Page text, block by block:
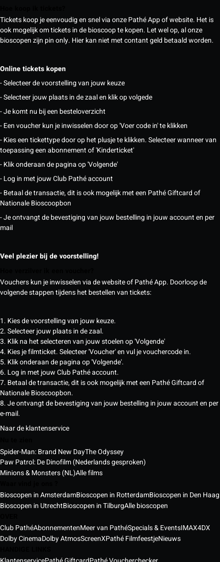
Tickets koop je eenvoudig en snel via onze Pathé App of website. Het is
ook mogelijk om tickets in de bioscoop te kopen. Let wel op, al onze
bioscopen zijn pin only. Hier kan niet met contant geld betaald worden.
Online tickets kopen
- Selecteer de voorstelling van jouw keuze
- Selecteer jouw plaats in de zaal en klik op volgede
- Je komt nu bij een besteloverzicht
- Een voucher kun je inwisselen door op 'Voer code in' te klikken
- Kies een tickettype door op het plusje te klikken. Selecteer wanneer van
toepassing een abonnement of 'Kinderticket'
- Klik onderaan de pagina op 'Volgende'
- Log in met jouw Club Pathé account
- Betaal de transactie, dit is ook mogelijk met een Pathé Giftcard of
Nationale Bioscoopbon
- Je ontvangt de bevestiging van jouw bestelling in jouw account en per
mail
Veel plezier bij de voorstelling!
Vouchers kun je inwisselen via de website of Pathé App. Doorloop de
volgende stappen tijdens het bestellen van tickets:
1. Kies de voorstelling van jouw keuze.
2. Selecteer jouw plaats in de zaal.
3. Klik na het selecteren van jouw stoelen op 'Volgende'
4. Kies je filmticket. Selecteer 'Voucher' en vul je vouchercode in.
5. Klik onderaan de pagina op 'Volgende'.
6. Log in met jouw Club Pathé account.
7. Betaal de transactie, dit is ook mogelijk met een Pathé Giftcard of
Nationale Bioscoopbon.
8. Je ontvangt de bevestiging van jouw bestelling in jouw account en per
e-mail.
Naar de klantenservice
Spider-Man: Brand New DayThe Odyssey
Paw Patrol: De Dinofilm (Nederlands gesproken)
Minions & Monsters (NL)Alle films
Bioscopen in AmsterdamBioscopen in RotterdamBioscopen in Den Haag
Bioscopen in UtrechtBioscopen in TilburgAlle bioscopen
Club PathéAbonnementenMeer van PathéSpecials & EventsIMAX4DX
Dolby CinemaDolby AtmosScreenXPathé FilmfeestjeNieuws